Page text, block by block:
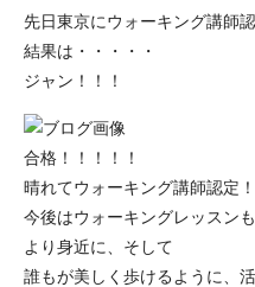
先日東京にウォーキング講師
結果は・・・・・
ジャン！！！
合格！！！！！
晴れてウォーキング講師認定
今後はウォーキングレッスン
より身近に、そして
誰もが美しく歩けるように、